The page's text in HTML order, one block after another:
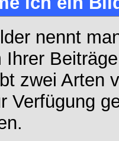
nennt
Ihrer
zwei Arten
Verfügung